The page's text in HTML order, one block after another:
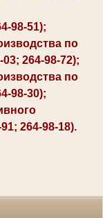
98-51);
по
264-98-72);
по
98-30);
264-98-18).